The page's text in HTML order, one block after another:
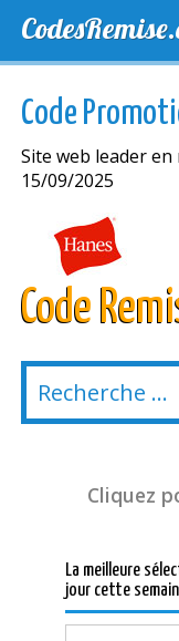
NOUVELLES
Code
Site web leader
15/09/2025
Code
Cliquez
La meilleure
jour cette